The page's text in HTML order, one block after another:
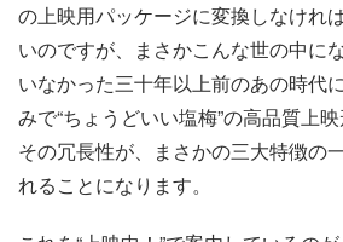
の上映用パッケージに変換しなけれ
いのですが、まさかこんな世の中に
いなかった三十年以上前のあの時代
みで“ちょうどいい塩梅”の高品質上映
その冗長性が、まさかの三大特徴の
れることになります。